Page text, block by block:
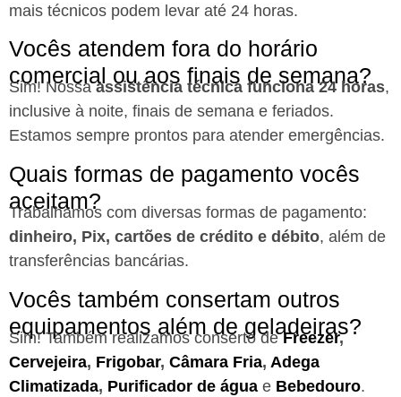
mais técnicos podem levar até 24 horas.
Vocês atendem fora do horário
comercial ou aos finais de semana?
Sim! Nossaassistência técnica funciona 24 horas,
inclusive à noite, finais de semana e feriados.
Estamos sempre prontos para atender emergências.
Quais formas de pagamento vocês
aceitam?
Trabalhamos com diversas formas de pagamento:
dinheiro, Pix, cartões de crédito e débito, além de
transferências bancárias.
Vocês também consertam outros
equipamentos além de geladeiras?
Sim! Também realizamos conserto deFreezer,
Cervejeira, Frigobar, Câmara Fria, Adega
Climatizada, Purificador de água e Bebedouro.